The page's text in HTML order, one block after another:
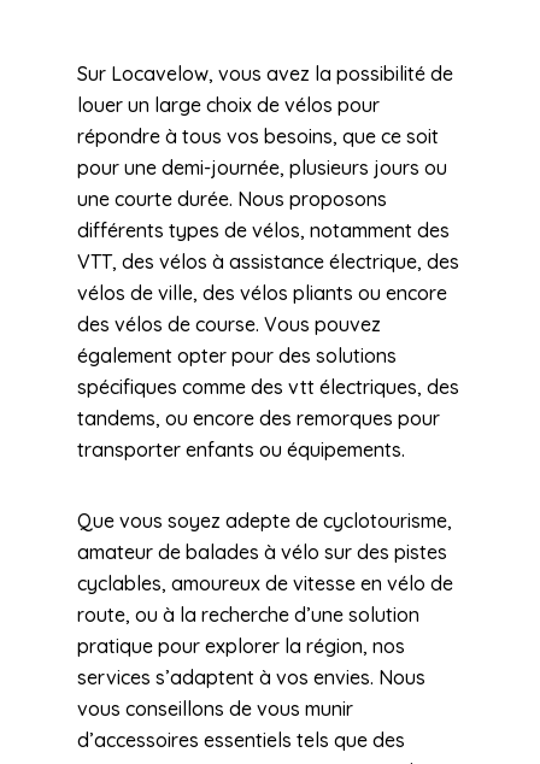
Sur Locavelow, vous avez la possibilité de
louer un large choix de vélos pour
répondre à tous vos besoins, que ce soit
pour une demi-journée, plusieurs jours ou
une courte durée. Nous proposons
différents types de vélos, notamment des
VTT, des vélos à assistance électrique, des
vélos de ville, des vélos pliants ou encore
des vélos de course. Vous pouvez
également opter pour des solutions
spécifiques comme des vtt électriques, des
tandems, ou encore des remorques pour
transporter enfants ou équipements.
Que vous soyez adepte de cyclotourisme,
amateur de balades à vélo sur des pistes
cyclables, amoureux de vitesse en vélo de
route, ou à la recherche d’une solution
pratique pour explorer la région, nos
services s’adaptent à vos envies. Nous
vous conseillons de vous munir
d’accessoires essentiels tels que des